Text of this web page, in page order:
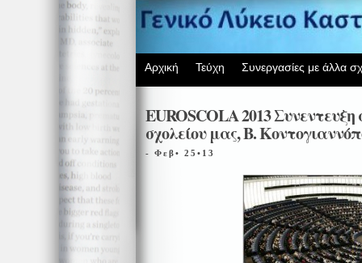
Αρχική Τεύχη Συνεργασίες με άλλα
EUROSCOLA 2013
σχολείου μας, Β.
- Φεβ• 25•13